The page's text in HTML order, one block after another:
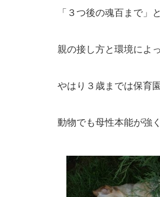
「３つ後の魂百まで」
親の接し方と環境によ
やはり３歳までは保育
動物でも母性本能が強